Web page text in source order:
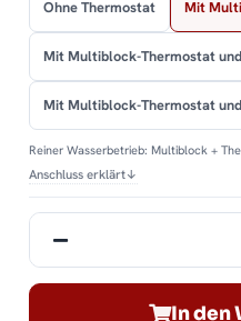
Ohne Thermostat Mit
Mit Multiblock-Thermostat und
Mit Multiblock-Thermostat
Reiner Wasserbetrieb: Multiblock +
Anschluss erklärt↓
In den